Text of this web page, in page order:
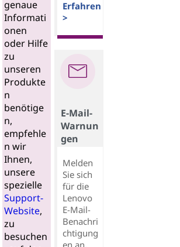
genaue
Informati
onen
oder Hilfe
zu
unseren
Produkte
n
benötige
n,
empfehle
n wir
Ihnen,
unsere
spezielle
Support-
Website,
zu
besuchen
Erfahren
>
E-Mail-
Warnun
gen
Melden
Sie sich
für die
Lenovo
E-Mail-
Benachri
chtigung